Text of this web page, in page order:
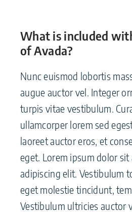
What is included
of Avada?
Nunc euismod lobortis
augue auctor vel. Integer
turpis vitae vestibulum.
ullamcorper lorem sed
laoreet auctor eros, et
eget. Lorem ipsum dolor
adipiscing elit. Vestibulum
eget molestie tincidunt,
Vestibulum ultricies auctor